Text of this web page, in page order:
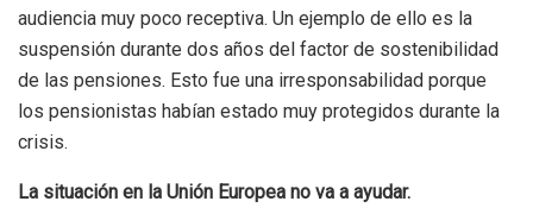
audiencia muy poco receptiva. Un ejemplo de ello es la
suspensión durante dos años del factor de sostenibilidad
de las pensiones. Esto fue una irresponsabilidad porque
los pensionistas habían estado muy protegidos durante la
crisis.
La situación en la Unión Europea no va a ayudar.